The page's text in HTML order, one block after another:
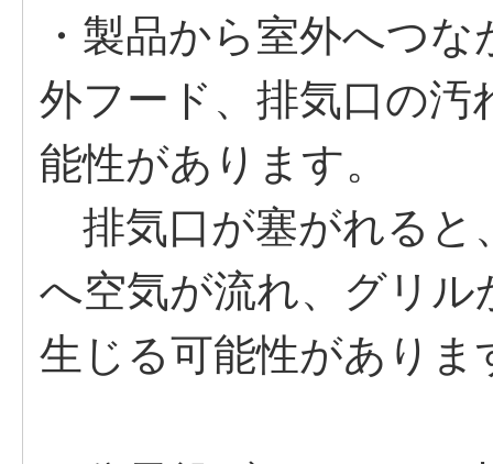
・製品から室外へつ
外フード、排気口の
能性があります。
排気口が塞がれると
へ空気が流れ、グリ
生じる可能性がありま